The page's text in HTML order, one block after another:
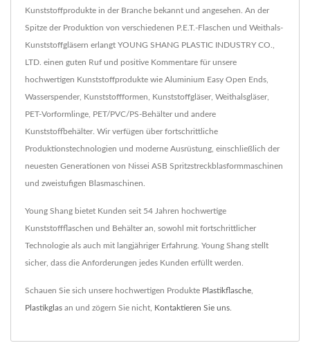
Kunststoffprodukte in der Branche bekannt und angesehen. An der
Spitze der Produktion von verschiedenen P.E.T.-Flaschen und Weithals-
Kunststoffgläsern erlangt YOUNG SHANG PLASTIC INDUSTRY CO.,
LTD. einen guten Ruf und positive Kommentare für unsere
hochwertigen Kunststoffprodukte wie Aluminium Easy Open Ends,
Wasserspender, Kunststoffformen, Kunststoffgläser, Weithalsgläser,
PET-Vorformlinge, PET/PVC/PS-Behälter und andere
Kunststoffbehälter. Wir verfügen über fortschrittliche
Produktionstechnologien und moderne Ausrüstung, einschließlich der
neuesten Generationen von Nissei ASB Spritzstreckblasformmaschinen
und zweistufigen Blasmaschinen.
Young Shang bietet Kunden seit 54 Jahren hochwertige
Kunststoffflaschen und Behälter an, sowohl mit fortschrittlicher
Technologie als auch mit langjähriger Erfahrung. Young Shang stellt
sicher, dass die Anforderungen jedes Kunden erfüllt werden.
Schauen Sie sich unsere hochwertigen Produkte Plastikflasche,
Plastikglas an und zögern Sie nicht, Kontaktieren Sie uns.